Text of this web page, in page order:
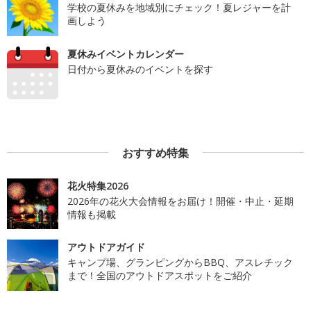
学校の夏休みを地域別にチェック！夏レジャーを計
画しよう
夏休みイベントカレンダー
日付から夏休みのイベントを探す
おすすめ特集
花火特集2026
2026年の花火大会情報をお届け！開催・中止・延期
情報も掲載
アウトドアガイド
キャンプ場、グランピングからBBQ、アスレチック
まで！全国のアウトドアスポットをご紹介